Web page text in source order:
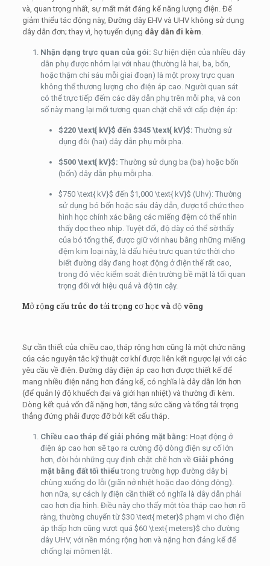
và, quan trọng nhất, sự mất mát đáng kể năng lượng điện. Để
giảm thiểu tác động này, Đường dây EHV và UHV không sử dụng
dây dẫn đơn; thay vì, họ tuyển dụng dây dẫn đi kèm
Nhận dạng trực quan của gói: Sự hiện diện của nhiều dây
dẫn phụ được nhóm lại với nhau (thường là hai, ba, bốn,
hoặc thậm chí sáu mỗi giai đoạn) là một proxy trực quan
không thể thương lượng cho điện áp cao. Người quan sát
có thể trực tiếp đếm các dây dẫn phụ trên mỗi pha, và con
số này mang lại mối tương quan chặt chẽ với cấp điện áp:
$220 \text{ kV}$ đến $345 \text{ kV}$: Thường sử
dụng đôi (hai) dây dẫn phụ mỗi pha.
$500 \text{ kV}$: Thường sử dụng ba (ba) hoặc bốn
(bốn) dây dẫn phụ mỗi pha.
$750 \text{ kV}$ đến $1,000 \text{ kV}$ (Uhv): Thường
sử dụng bó bốn hoặc sáu dây dẫn, được tổ chức theo
hình học chính xác bằng các miếng đệm có thể nhìn
thấy dọc theo nhịp. Tuyệt đối, độ dày có thể sờ thấy
của bó tổng thể, được giữ với nhau bằng những miếng
đệm kim loại này, là dấu hiệu trực quan tức thời cho
biết đường dây đang hoạt động ở điện thế rất cao,
trong đó việc kiểm soát điện trường bề mặt là tối quan
trọng đối với hiệu quả và độ tin cậy.
Mở rộng cấu trúc do tải trọng cơ học và độ võng
Sự cần thiết của chiều cao, tháp rộng hơn cũng là một chức năng
của các nguyên tắc kỹ thuật cơ khí được liên kết ngược lại với các
yêu cầu về điện. Đường dây điện áp cao hơn được thiết kế để
mang nhiều điện năng hơn đáng kể, có nghĩa là dây dẫn lớn hơn
(để quản lý độ khuếch đại và giới hạn nhiệt) và thường đi kèm.
Dòng kết quả vốn đã nặng hơn, tăng sức căng và tổng tải trọng
thẳng đứng phải được đỡ bởi kết cấu tháp.
Chiều cao tháp để giải phóng mặt bằng: Hoạt động ở
điện áp cao hơn sẽ tạo ra cường độ dòng điện sự cố lớn
hơn, đòi hỏi những quy định chặt chẽ hơn về Giải phóng
mặt bằng đất tối thiểu trong trường hợp đường dây bị
chùng xuống do lỗi (giãn nở nhiệt hoặc dao động động).
hơn nữa, sự cách ly điện cần thiết có nghĩa là dây dẫn phải
cao hơn địa hình. Điều này cho thấy một tòa tháp cao hơn rõ
ràng, thường chuyển từ $30 \text{ meter}$ phạm vi cho điện
áp thấp hơn cũng vượt quá $60 \text{ meters}$ cho đường
dây UHV, với nền móng rộng hơn và nặng hơn đáng kể để
chống lại mômen lật.